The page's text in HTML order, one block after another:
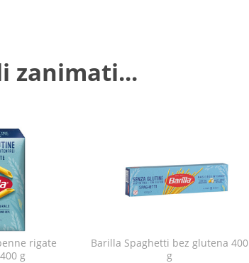
zanimati...
rigate
g
Barilla Spaghetti bez glutena 400
g